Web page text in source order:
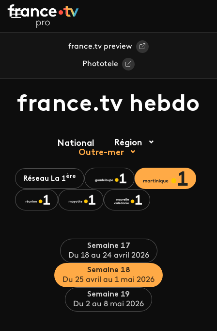
Aller au contenu principal
france.tv preview
Phototele
france.tv hebdo
National
Région
Outre-mer
Réseau La 1ère
Semaine 17
Du 18 au 24 avril 2026
Semaine 18
Du 25 avril au 1 mai 2026
Semaine 19
Du 2 au 8 mai 2026